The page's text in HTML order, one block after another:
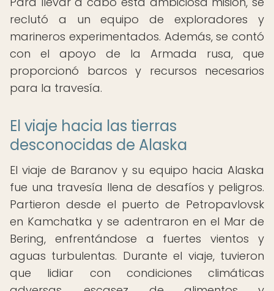
reclutó a un equipo de exploradores y
marineros experimentados. Además, se contó
con el apoyo de la Armada rusa, que
proporcionó barcos y recursos necesarios
para la travesía.
El viaje hacia las tierras
desconocidas de Alaska
El viaje de Baranov y su equipo hacia Alaska
fue una travesía llena de desafíos y peligros.
Partieron desde el puerto de Petropavlovsk
en Kamchatka y se adentraron en el Mar de
Bering, enfrentándose a fuertes vientos y
aguas turbulentas. Durante el viaje, tuvieron
que lidiar con condiciones climáticas